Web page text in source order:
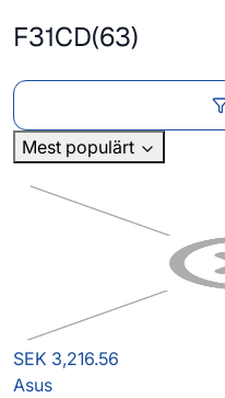
F31CD(63)
Mest populärt
SEK 3,216.56
Asus